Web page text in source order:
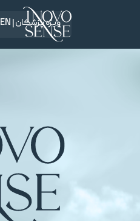
ویژه پزشکان | EN